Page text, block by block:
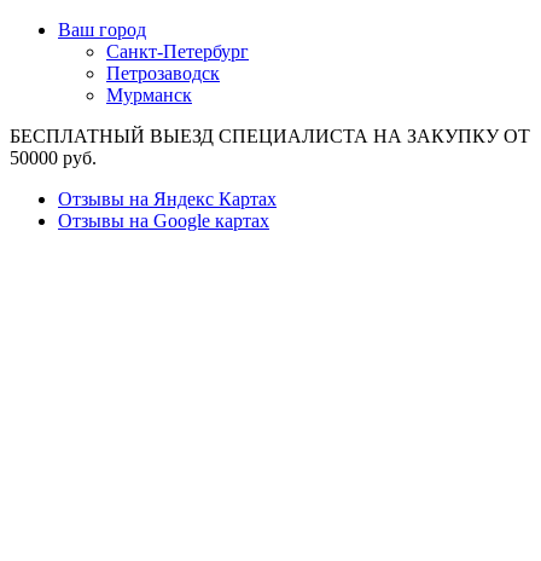
Ваш город
Санкт-Петербург
Петрозаводск
Мурманск
БЕСПЛАТНЫЙ ВЫЕЗД СПЕЦИАЛИСТА НА ЗАКУПКУ ОТ
50000 руб.
Отзывы на Яндекс Картах
Отзывы на Google картах